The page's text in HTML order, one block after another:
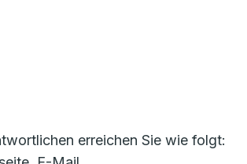
erreichen Sie wie folgt: